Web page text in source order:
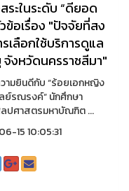
ระในระดับ “ดียอด
ข้อเรื่อง "ปัจจัยที่สง
เลือกใช้บริการดูแล
งหวัดนครราชสีมา"
ามยินดีกับ “ร้อยเอกหญิง
ย์รณรงค์“ นักศึกษา
ปศาสตรมหาบัณฑิต ...
15 10:05:31